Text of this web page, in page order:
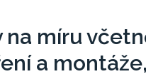
na míru
a